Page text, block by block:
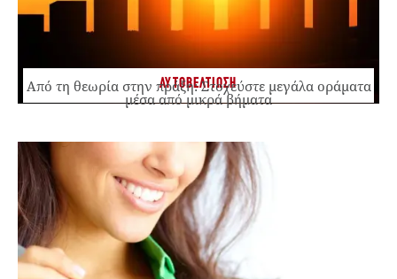
ΑΥΤΟΒΕΛΤΙΩΣΗ
Από τη θεωρία στην πράξη: Στοχεύστε μεγάλα οράματα
μέσα από μικρά βήματα